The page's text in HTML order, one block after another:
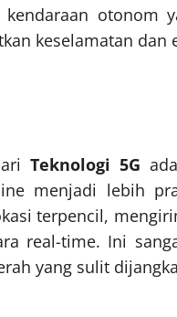
kendaraan otonom
keselamatan dan
Teknologi 5G
menjadi lebih
terpencil,
real-time. Ini
yang sulit